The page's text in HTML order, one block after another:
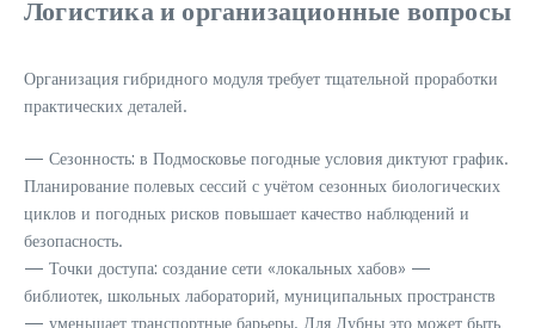
Логистика и организационные вопросы
Организация гибридного модуля требует тщательной проработки
практических деталей.
— Сезонность: в Подмосковье погодные условия диктуют график.
Планирование полевых сессий с учётом сезонных биологических
циклов и погодных рисков повышает качество наблюдений и
безопасность.
— Точки доступа: создание сети «локальных хабов» —
библиотек, школьных лабораторий, муниципальных пространств
— уменьшает транспортные барьеры. Для Дубны это может быть